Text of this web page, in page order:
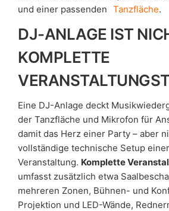
und einer passenden Tanzfläche.
DJ-ANLAGE IST
KOMPLETTE
Eine DJ-Anlage deckt
der Tanzfläche und Mikrofon für
damit das Herz einer Party – aber
vollständige technische Setup
Veranstaltung. Komplette
umfasst zusätzlich etwa
mehreren Zonen, Bühnen- und
Projektion und LED-Wände,